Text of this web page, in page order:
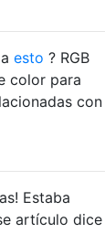
esto ? RGB
color para
con
Estaba
artículo dice